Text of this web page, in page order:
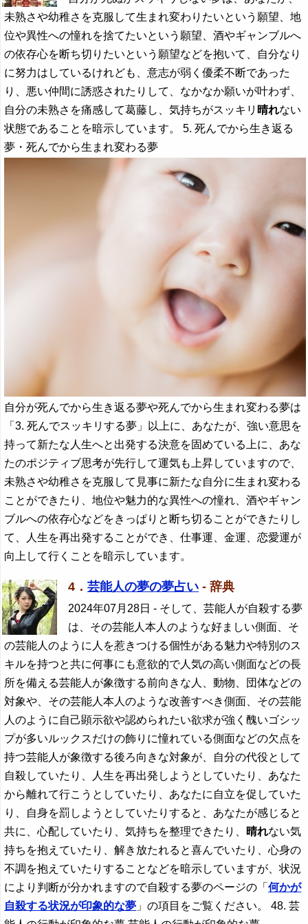
未熟さや幼稚さを克服して生まれ変わりたいという願望、地
位や異性への憧れを捨てたいという願望、酒やギャンブルへ
の依存心を断ち切りたいという願望などを抱いて、自分なり
に努力はしているけれども、意志が弱く優柔不断であった
り、悪い仲間に誘惑されたりして、なかなか願いが叶わず、
自分の未熟さを痛感して葛藤し、気持ちがスッキリ 晴れない
状態であることを暗示しています。 5. 死んでから生き返る
夢・死んでから生まれ変わる夢
自分が死んでから生き返る夢や死んでから生まれ変わる夢は
「3. 死んでスッキリする夢」以上に、あなたが、強い意思を
持って新たな人生へと出発する決意を固めている上に、あな
たのポジティブ思考が先行して運気も上昇していますので、
未熟さや幼稚さを克服して見事に新たな自分に生まれ変わる
ことができたり、地位や魅力的な異性への憧れ、酒やギャン
ブルへの依存心などをきっぱりと断ち切ることができたりし
て、人生を再出発することができ、仕事運、金運、恋愛運が
向上して行くことを暗示しています。
4． 芸能人の夢の夢占い - 辞典
2024年07月28日 - そして、芸能人が自殺する夢
は、その芸能人本人のような好ましい側面、そ
の芸能人のように人を惹きつける個性がある魅力や特別のス
キルを持つと共に何事にも意欲的で人気の高い側面などの長
所を備える芸能人が象徴する前向きな人、動物、団体などの
対象や、その芸能人本人のような改善すべき側面、その芸能
人のように自己顕示欲や認められたい欲求が強く醜いゴシッ
プが多いルックスだけの飾りに憧れている側面などの欠点を
持つ芸能人が象徴する後ろ向きな対象が、自分の代役として
自殺していたり、人生を再出発しようとしていたり、あなた
から離れて行こうとしていたり、あなたに自立を促していた
り、自身を罰しようとしていたりすると、あなたが感じると
共に、心配していたり、気持ちを整理できたり、
晴れない気
持ちを抱えていたり、解き放たれると喜んでいたり、心身の
不調を抱えていたりすることなどを暗示していますが、状況
により判断が分かれますので自殺する夢のページの「何かが
自殺する状況が印象的な夢 」の項目をご覧ください。 48. 芸